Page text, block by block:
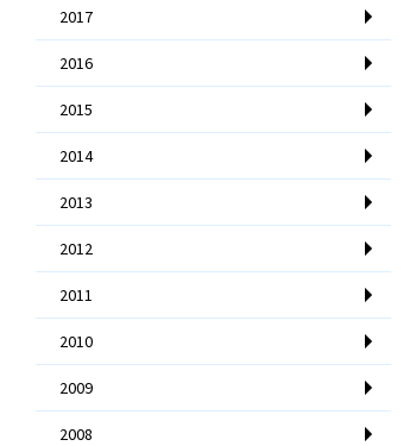
2017
2016
2015
2014
2013
2012
2011
2010
2009
2008